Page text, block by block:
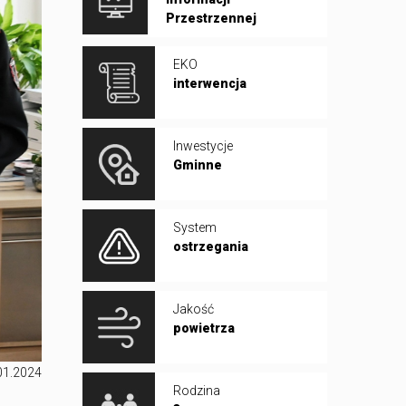
Przestrzennej
EKO
interwencja
Inwestycje
Gminne
System
ostrzegania
Jakość
powietrza
Rodzina